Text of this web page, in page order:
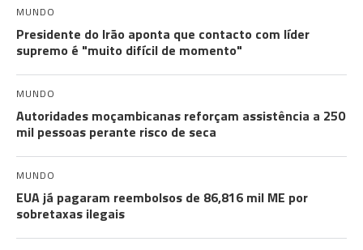
MUNDO
Presidente do Irão aponta que contacto com líder
supremo é "muito difícil de momento"
MUNDO
Autoridades moçambicanas reforçam assistência a 250
mil pessoas perante risco de seca
MUNDO
EUA já pagaram reembolsos de 86,816 mil ME por
sobretaxas ilegais